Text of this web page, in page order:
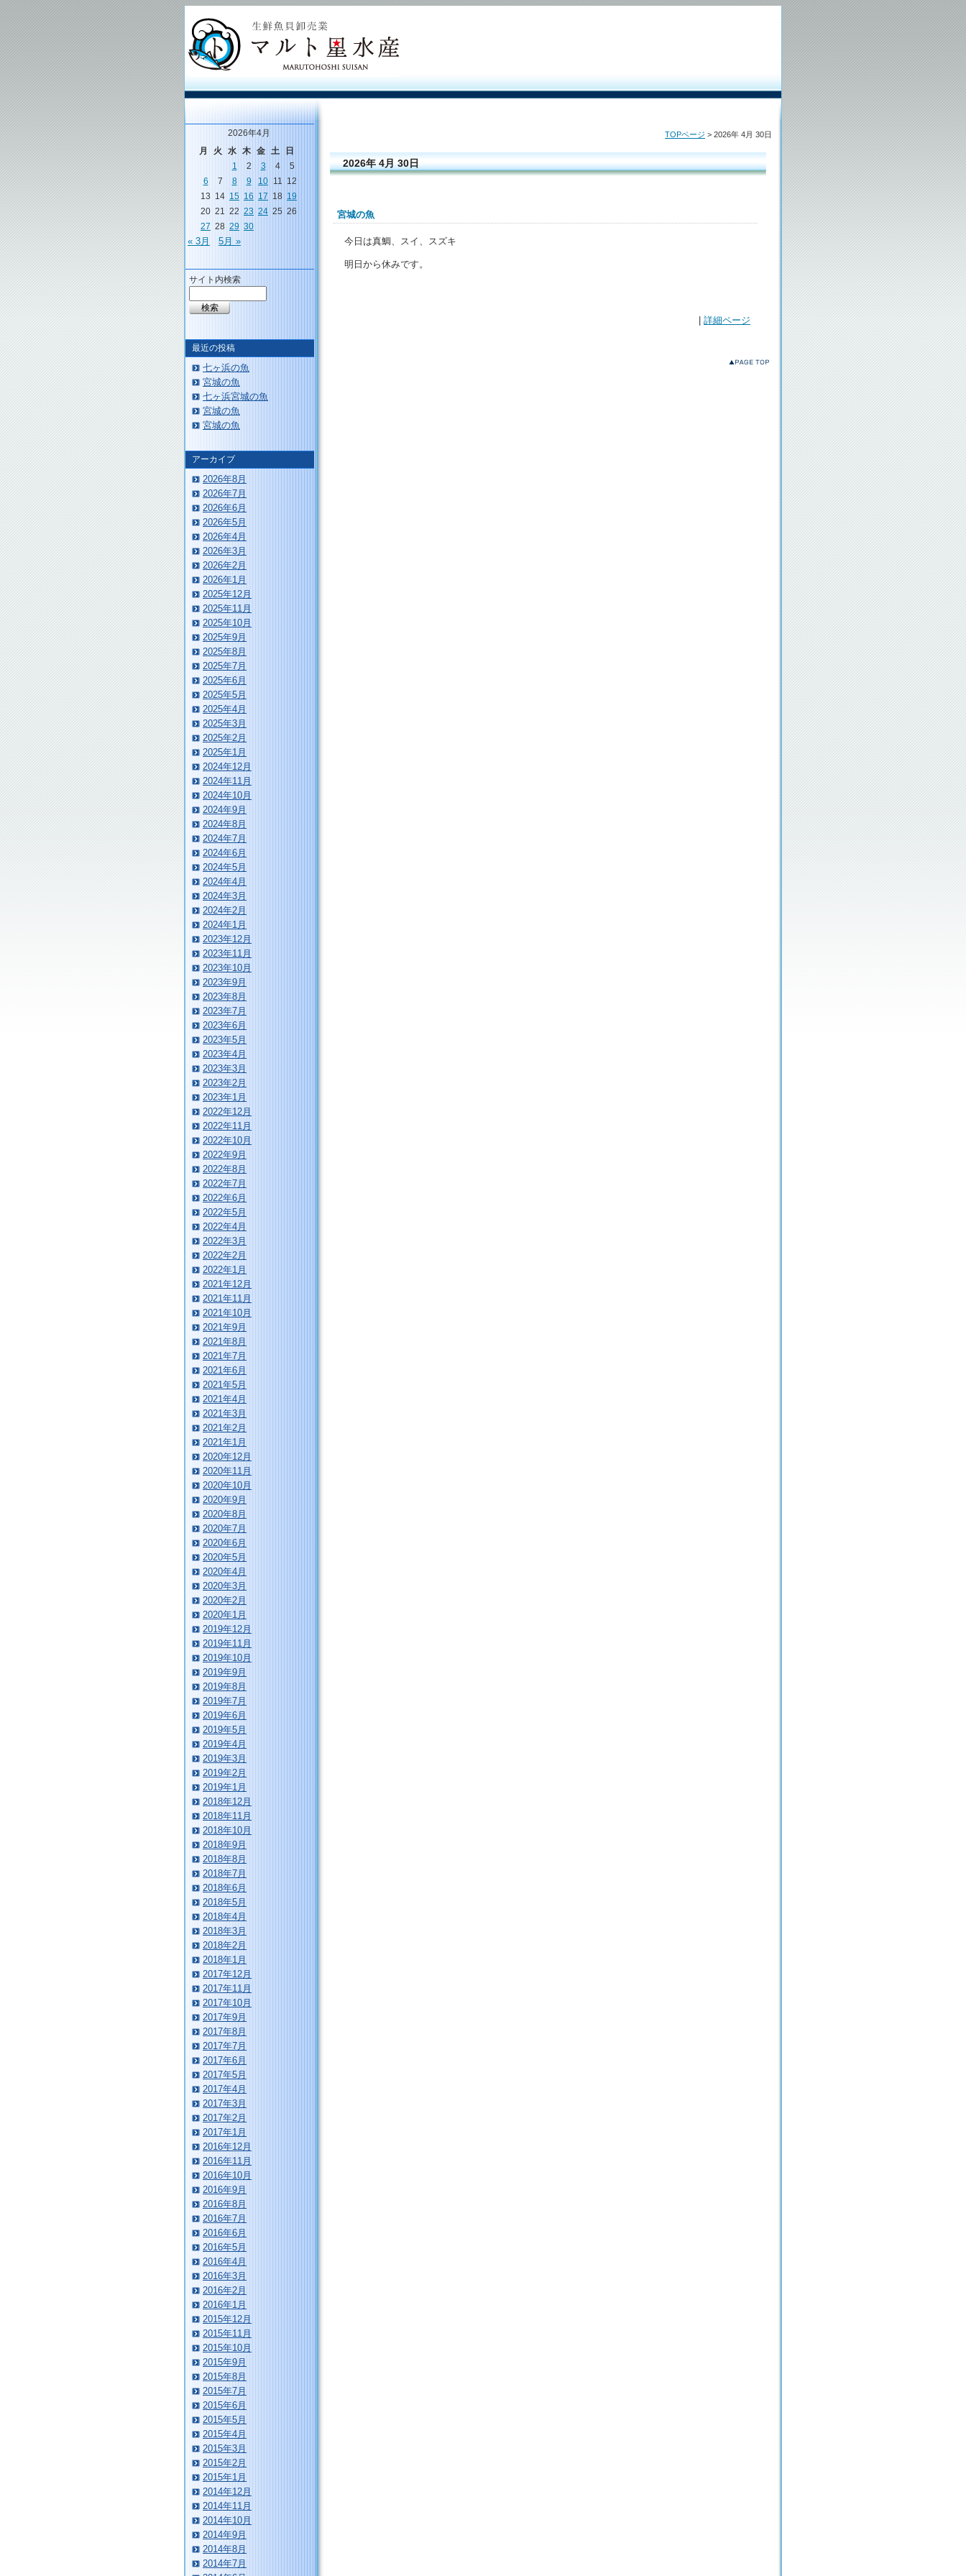
TOPページ > 2026年 4月 30日
2026年 4月 30日
宮城の魚
今日は真鯛、スイ、スズキ
明日から休みです。
詳細ページ
2026年4月
月
火 水 木 金 土
日
1
2 3 4
5
6
7 8 9 10 11 12
13 14 15 16 17 18 19
20 21 22 23 24 25 26
27 28 29 30
« 3月 5月 »
サイト内検索
最近の投稿
七ヶ浜の魚
宮城の魚
七ヶ浜宮城の魚
宮城の魚
宮城の魚
アーカイブ
2026年8月
2026年7月
2026年6月
2026年5月
2026年4月
2026年3月
2026年2月
2026年1月
2025年12月
2025年11月
2025年10月
2025年9月
2025年8月
2025年7月
2025年6月
2025年5月
2025年4月
2025年3月
2025年2月
2025年1月
2024年12月
2024年11月
2024年10月
2024年9月
2024年8月
2024年7月
2024年6月
2024年5月
2024年4月
2024年3月
2024年2月
2024年1月
2023年12月
2023年11月
2023年10月
2023年9月
2023年8月
2023年7月
2023年6月
2023年5月
2023年4月
2023年3月
2023年2月
2023年1月
2022年12月
2022年11月
2022年10月
2022年9月
2022年8月
2022年7月
2022年6月
2022年5月
2022年4月
2022年3月
2022年2月
2022年1月
2021年12月
2021年11月
2021年10月
2021年9月
2021年8月
2021年7月
2021年6月
2021年5月
2021年4月
2021年3月
2021年2月
2021年1月
2020年12月
2020年11月
2020年10月
2020年9月
2020年8月
2020年7月
2020年6月
2020年5月
2020年4月
2020年3月
2020年2月
2020年1月
2019年12月
2019年11月
2019年10月
2019年9月
2019年8月
2019年7月
2019年6月
2019年5月
2019年4月
2019年3月
2019年2月
2019年1月
2018年12月
2018年11月
2018年10月
2018年9月
2018年8月
2018年7月
2018年6月
2018年5月
2018年4月
2018年3月
2018年2月
2018年1月
2017年12月
2017年11月
2017年10月
2017年9月
2017年8月
2017年7月
2017年6月
2017年5月
2017年4月
2017年3月
2017年2月
2017年1月
2016年12月
2016年11月
2016年10月
2016年9月
2016年8月
2016年7月
2016年6月
2016年5月
2016年4月
2016年3月
2016年2月
2016年1月
2015年12月
2015年11月
2015年10月
2015年9月
2015年8月
2015年7月
2015年6月
2015年5月
2015年4月
2015年3月
2015年2月
2015年1月
2014年12月
2014年11月
2014年10月
2014年9月
2014年8月
2014年7月